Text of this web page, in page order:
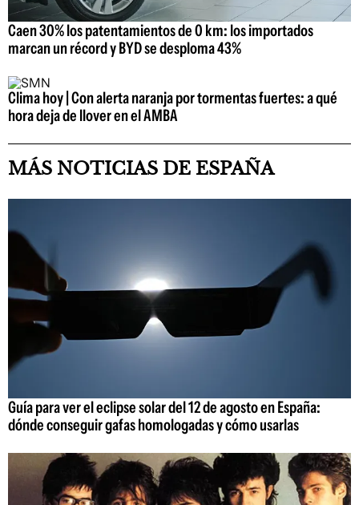
Caen 30% los patentamientos de 0 km: los importados
marcan un récord y BYD se desploma 43%
Clima hoy | Con alerta naranja por tormentas fuertes: a qué
hora deja de llover en el AMBA
MÁS NOTICIAS DE ESPAÑA
Guía para ver el eclipse solar del 12 de agosto en España:
dónde conseguir gafas homologadas y cómo usarlas